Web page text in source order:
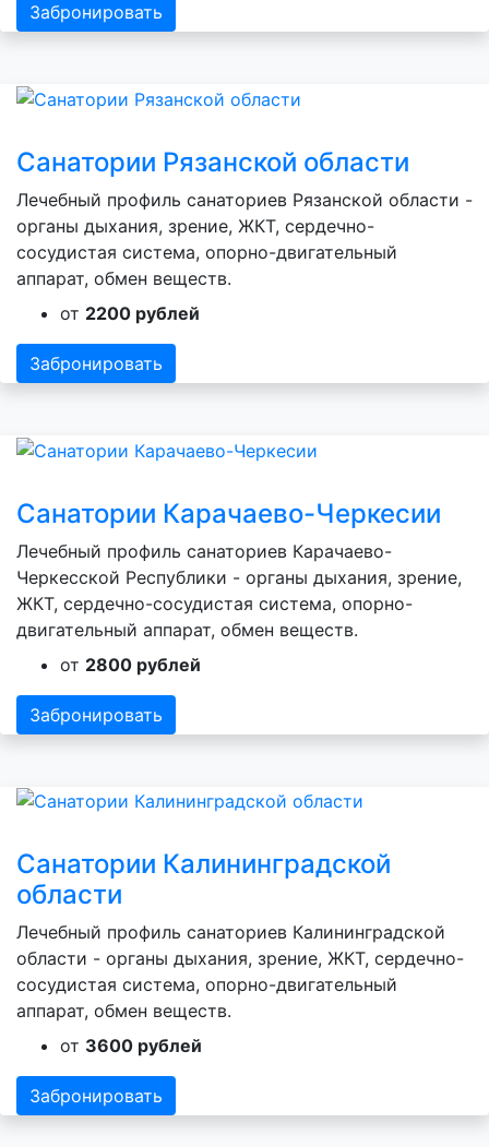
Забронировать
Санатории Рязанской области
Лечебный профиль санаториев Рязанской области -
органы дыхания, зрение, ЖКТ, сердечно-
сосудистая система, опорно-двигательный
аппарат, обмен веществ.
от 2200 рублей
Забронировать
Санатории Карачаево-Черкесии
Лечебный профиль санаториев Карачаево-
Черкесской Республики - органы дыхания, зрение,
ЖКТ, сердечно-сосудистая система, опорно-
двигательный аппарат, обмен веществ.
от 2800 рублей
Забронировать
Санатории Калининградской
области
Лечебный профиль санаториев Калининградской
области - органы дыхания, зрение, ЖКТ, сердечно-
сосудистая система, опорно-двигательный
аппарат, обмен веществ.
от 3600 рублей
Забронировать